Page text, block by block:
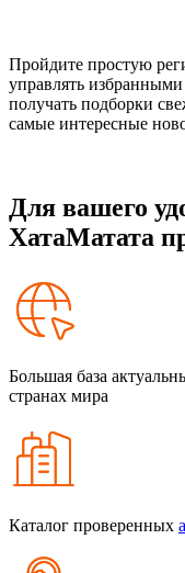
Пройдите простую
управлять
получать подборки
самые интересные
Для вашего
ХатаМатата
Большая база
странах мира
Каталог проверенных